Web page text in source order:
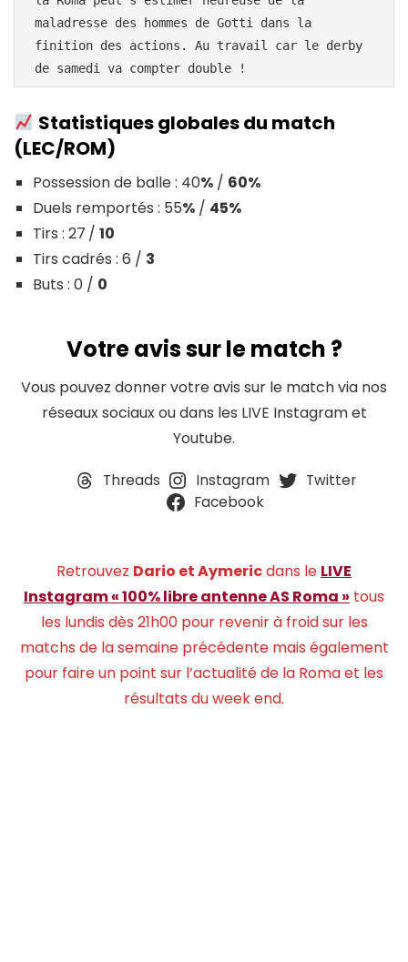
maladresse des hommes de Gotti dans la
finition des actions. Au travail car le derby
Statistiques globales du match
(LEC/ROM)
Possession de balle : 40%/ 60%
Duels remportés : 55%/ 45%
Tirs : 27 / 10
Tirs cadrés : 6 / 3
Buts : 0 / 0
Votre avis sur le match ?
Vous pouvez donner votre avis sur le match via nos
réseaux sociaux ou dans les LIVE Instagram et
Youtube.
Threads Instagram
Twitter
Facebook
Retrouvez Dario et Aymericdans le LIVE
Instagram « 100% libre antenne AS Roma » tous
les lundis dès 21h00 pour revenir à froid sur les
matchs de la semaine précédente mais également
pour faire un point sur l’actualité de la Roma et les
résultats du week end.